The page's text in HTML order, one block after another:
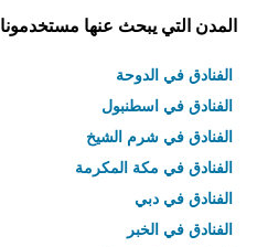
المدن التي يبحث عنها مستخدمونا
الفنادق في الدوحة
الفنادق في اسطنبول
الفنادق في شرم الشيخ
الفنادق في مكة المكرمة
الفنادق في دبي
الفنادق في الخبر